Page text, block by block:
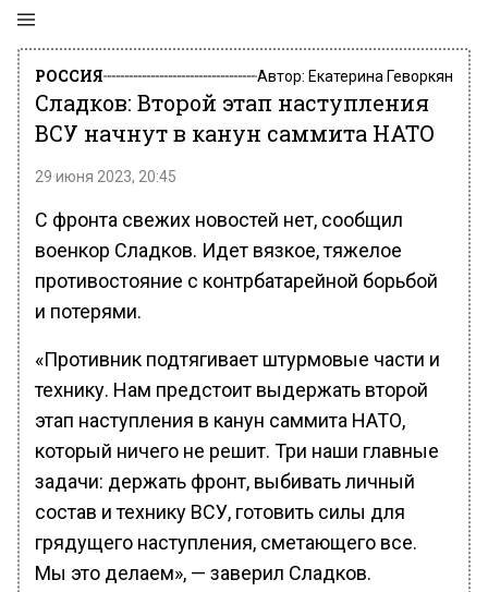
РОССИЯ Автор: Екатерина Геворкян
Сладков: Второй этап наступления
ВСУ начнут в канун саммита НАТО
29 июня 2023, 20:45
С фронта свежих новостей нет, сообщил
военкор Сладков. Идет вязкое, тяжелое
противостояние с контрбатарейной борьбой
и потерями.
«Противник подтягивает штурмовые части и
технику. Нам предстоит выдержать второй
этап наступления в канун саммита НАТО,
который ничего не решит. Три наши главные
задачи: держать фронт, выбивать личный
состав и технику ВСУ, готовить силы для
грядущего наступления, сметающего все.
Мы это делаем», — заверил Сладков.